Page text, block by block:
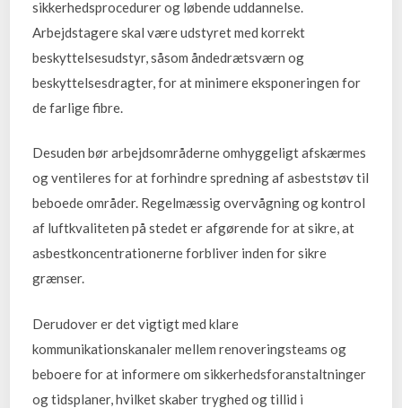
sikkerhedsprocedurer og løbende uddannelse.
Arbejdstagere skal være udstyret med korrekt
beskyttelsesudstyr, såsom åndedrætsværn og
beskyttelsesdragter, for at minimere eksponeringen for
de farlige fibre.
Desuden bør arbejdsområderne omhyggeligt afskærmes
og ventileres for at forhindre spredning af asbeststøv til
beboede områder. Regelmæssig overvågning og kontrol
af luftkvaliteten på stedet er afgørende for at sikre, at
asbestkoncentrationerne forbliver inden for sikre
grænser.
Derudover er det vigtigt med klare
kommunikationskanaler mellem renoveringsteams og
beboere for at informere om sikkerhedsforanstaltninger
og tidsplaner, hvilket skaber tryghed og tillid i